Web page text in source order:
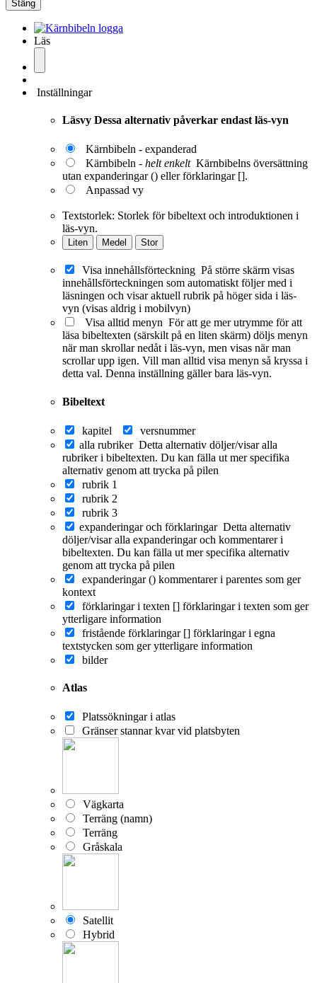
Stäng
Läs
Inställningar
Läsvy Dessa alternativ påverkar endast läs-vyn
Kärnbibeln - expanderad
Kärnbibeln - helt enkelt Kärnbibelns översättning
utan expanderingar () eller förklaringar [].
Anpassad vy
Textstorlek: Storlek för bibeltext och introduktionen i
läs-vyn.
Liten Medel Stor
Visa innehållsförteckning På större skärm visas
innehållsförteckningen som automatiskt följer med i
läsningen och visar aktuell rubrik på höger sida i läs-
vyn (visas aldrig i mobilvyn)
Visa alltid menyn För att ge mer utrymme för att
läsa bibeltexten (särskilt på en liten skärm) döljs menyn
när man skrollar nedåt i läs-vyn, men visas när man
scrollar upp igen. Vill man alltid visa menyn så kryssa i
detta val. Denna inställning gäller bara läs-vyn.
Bibeltext
kapitel
versnummer
alla rubriker Detta alternativ döljer/visar alla
rubriker i bibeltexten. Du kan fälla ut mer specifika
alternativ genom att trycka på pilen
rubrik 1
rubrik 2
rubrik 3
expanderingar och förklaringar Detta alternativ
döljer/visar alla expanderingar och kommentarer i
bibeltexten. Du kan fälla ut mer specifika alternativ
genom att trycka på pilen
expanderingar () kommentarer i parentes som ger
kontext
förklaringar i texten [] förklaringar i texten som ger
ytterligare information
fristående förklaringar [] förklaringar i egna
textstycken som ger ytterligare information
bilder
Atlas
Platssökningar i atlas
Gränser stannar kvar vid platsbyten
Vägkarta
Terräng (namn)
Terräng
Gråskala
Satellit
Hybrid